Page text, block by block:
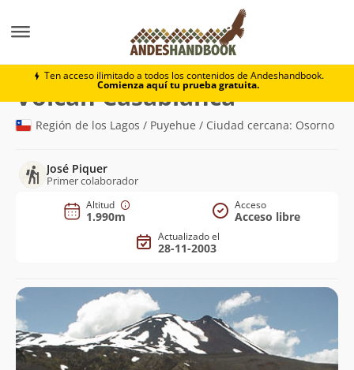
Ten acceso ilimitado a todos los contenidos de Andeshandbook.
Comienza aquí tu prueba gratuita.
Volcán Casablanca
Volcán Casablanca(1.990m)
Región de los Lagos / Puyehue / Ciudad cercana: Osorno
José Piquer
Primer colaborador
Altitud
1.990m
Acceso
Acceso libre
Actualizado el
28-11-2003